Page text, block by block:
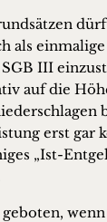
als
SGB III
auf die
erst gar
„Ist-